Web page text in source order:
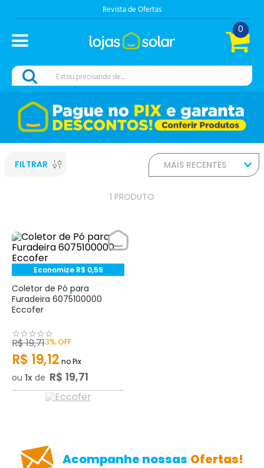
Revista de Ofertas
0
Estou precisando de...
FILTRAR MAIS RECENTES
1 PRODUTO
Economize R$ 0,59
Coletor de Pó para
Furadeira 6075100000
Eccofer
☆☆☆☆☆
R$19,713% OFF
R$ 19,12 no Pix
ou 1 de R$ 19,71
Acompanhe nossas Ofertas!